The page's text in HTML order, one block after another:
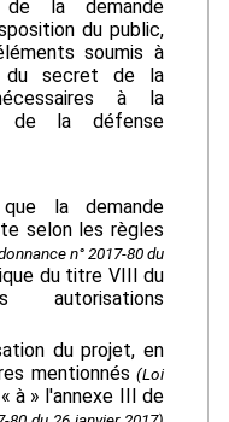
la demande
du public,
soumis à
du secret de la
à la
de la défense
la demande
selon les règles
n° 2017-80 du
du titre VIII du
du projet, en
mentionnés(Loi
« à » l'annexe III de